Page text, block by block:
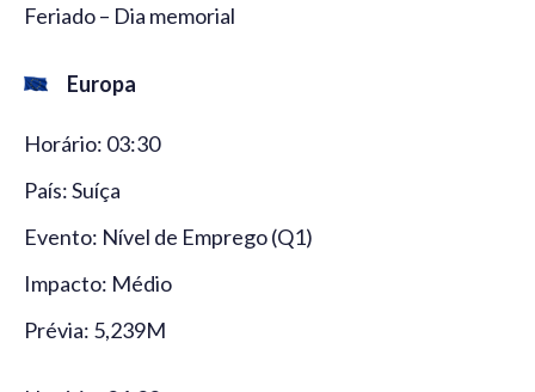
Feriado – Dia memorial
Europa
Horário: 03:30
País: Suíça
Evento: Nível de Emprego (Q1)
Impacto: Médio
Prévia: 5,239M